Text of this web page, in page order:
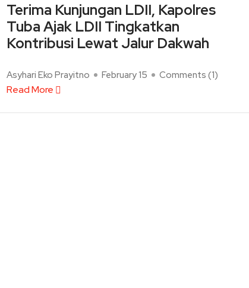
Terima Kunjungan LDII, Kapolres
Tuba Ajak LDII Tingkatkan
Kontribusi Lewat Jalur Dakwah
Asyhari Eko Prayitno February 15 Comments (1)
Read More